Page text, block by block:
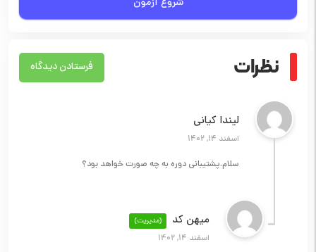
دیدن این دوره سه هیچ از بقیه جلوترید، به دلیل اینکه در همین
ابتدای کار اصولی و حرفه ای پیش رفتید، نحوه کار با طرح رو
یادگرفتید و تونستید طرح رو به کد تبدیل کنید.
نظرات فرستادن دیدگاه
لیندا کیانی
اسفند 14, 1402
سلام.پشتیبانی دوره به چه صورت خواهد بود؟
میهن کد (مدیریت)
اسفند 14, 1402